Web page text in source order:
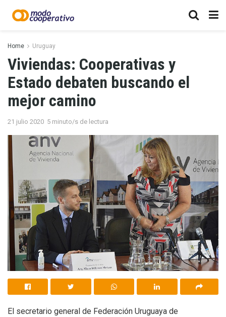
Home Uruguay
Viviendas: Cooperativas y
Estado debaten buscando el
mejor camino
21 julio 2020 5 minuto/s de lectura
El secretario general de Federación Uruguaya de